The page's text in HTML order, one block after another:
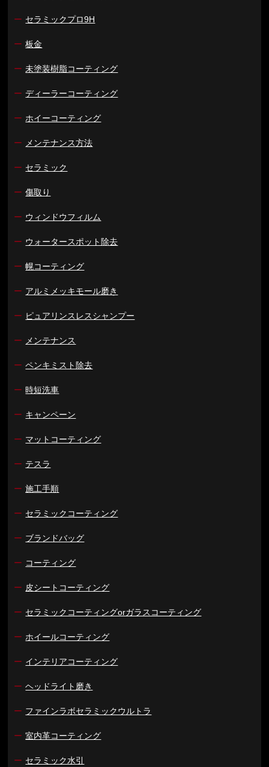
ー セラミックプロ9H
ー 板金
ー 未塗装樹脂コーティング
ー ディーラーコーティング
ー ホイーコーティング
ー メンテナンス方法
ー セラミック
ー 傷取り
ー ウィンドウフィルム
ー ウォータースポット除去
ー 幌コーティング
ー アルミメッキモール磨き
ー ピュアリンスレスシャンプー
ー メンテナンス
ー ペンキミスト除去
ー 時短洗車
ー キャンペーン
ー マットコーティング
ー テスラ
ー 施工手順
ー セラミックコーティング
ー ブランドバッグ
ー コーティング
ー 皮シートコーティング
ー セラミックコーティングorガラスコーティング
ー ホイールコーティング
ー インテリアコーティング
ー ヘッドライト磨き
ー ファインラボセラミックウルトラ
ー 室内革コーティング
ー セラミック水引